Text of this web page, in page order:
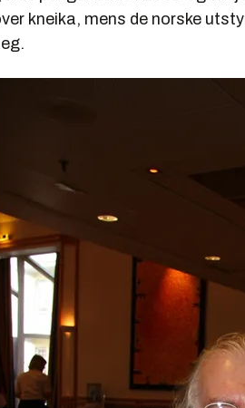
kneika, mens de norske